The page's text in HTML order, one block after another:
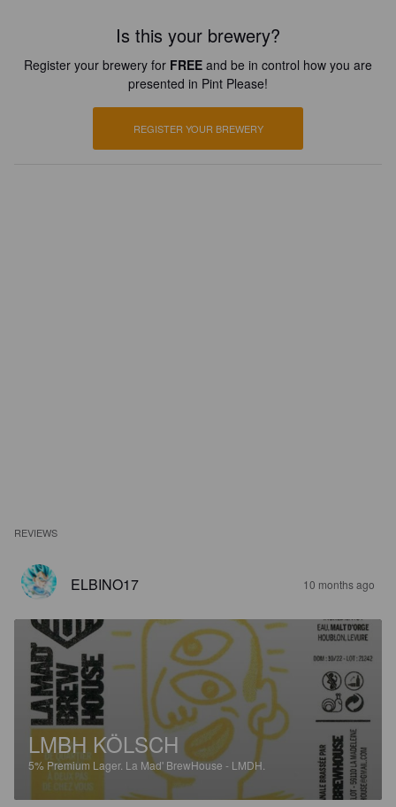
Is this your brewery?
Register your brewery for FREE and be in control how you are
presented in Pint Please!
REGISTER YOUR BREWERY
REVIEWS
ELBINO17 10 months ago
LMBH KÖLSCH
5% Premium Lager. La Mad' BrewHouse - LMDH.